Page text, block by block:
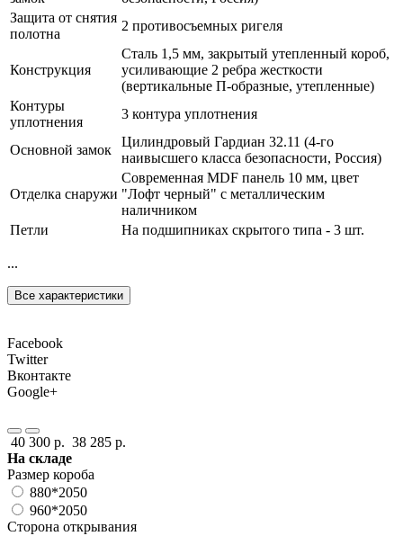
Защита от снятия
полотна
2 противосъемных ригеля
Конструкция
Сталь 1,5 мм, закрытый утепленный короб,
усиливающие 2 ребра жесткости
(вертикальные П-образные, утепленные)
Контуры
уплотнения
3 контура уплотнения
Основной замок
Цилиндровый Гардиан 32.11 (4-го
наивысшего класса безопасности, Россия)
Отделка снаружи
Современная MDF панель 10 мм, цвет
"Лофт черный" с металлическим
наличником
Петли
На подшипниках скрытого типа - 3 шт.
...
Все характеристики
Facebook
Twitter
Вконтакте
Google+
40 300 р. 38 285 р.
На складе
Размер короба
880*2050
960*2050
Сторона открывания